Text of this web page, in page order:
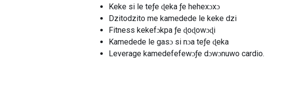
Keke si le teƒe ɖeka ƒe hehexɔxɔ
Dzitodzito me kamedede le keke dzi
Fitness kekefɔkpa ƒe ɖoɖowɔɖi
Kamedede le gasɔ si nɔa teƒe ɖeka
Leverage kamedefefewɔƒe dɔwɔnuwo cardio.